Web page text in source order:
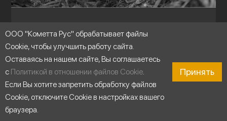
Сельское хозяйство
ООО "Кометта Рус" обрабатывает файлы
Cookie, чтобы улучшить работу сайта.
Оставаясь на нашем сайте, Вы соглашаетесь
с Политикой в отношении файлов Cookie.
Если Вы хотите запретить обработку файлов
Cookie, отключите Cookie в настройках вашего
браузера.
Принять